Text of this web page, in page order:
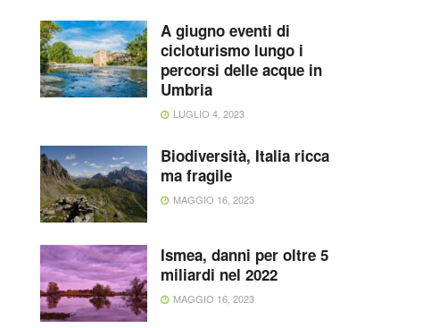
A giugno eventi di
cicloturismo lungo i
percorsi delle acque in
Umbria
LUGLIO 4, 2023
Biodiversità, Italia ricca
ma fragile
MAGGIO 16, 2023
Ismea, danni per oltre 5
miliardi nel 2022
MAGGIO 16, 2023